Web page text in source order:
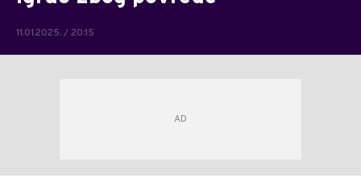
11.01.2025. / 20:15